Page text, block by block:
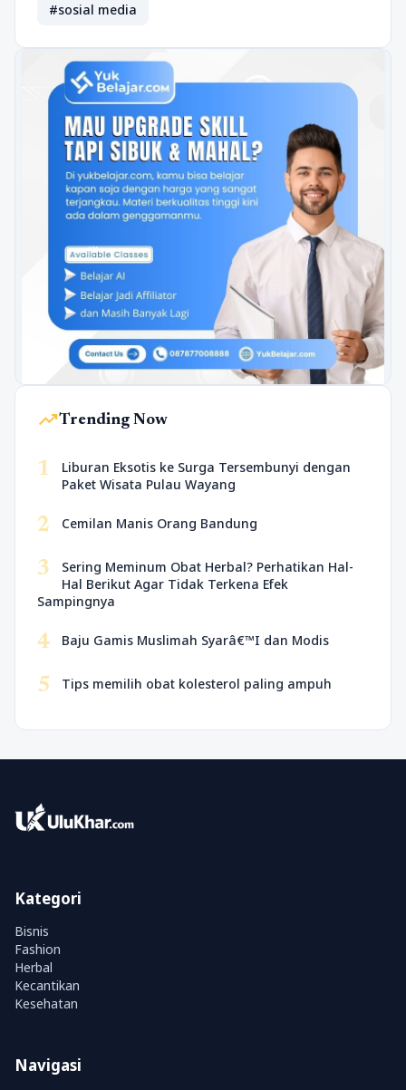
#sosial media
trending_upTrending Now
1
Liburan Eksotis ke Surga Tersembunyi dengan
Paket Wisata Pulau Wayang
2 Cemilan Manis Orang Bandung
3
Sering Meminum Obat Herbal? Perhatikan Hal-
Hal Berikut Agar Tidak Terkena Efek
Sampingnya
4 Baju Gamis Muslimah Syarâ€™I dan Modis
5 Tips memilih obat kolesterol paling ampuh
Kategori
Bisnis
Fashion
Herbal
Kecantikan
Kesehatan
Navigasi